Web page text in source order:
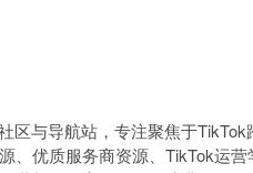
区与导航站，专注聚焦于TikTok
、优质服务商资源、TikTok运营